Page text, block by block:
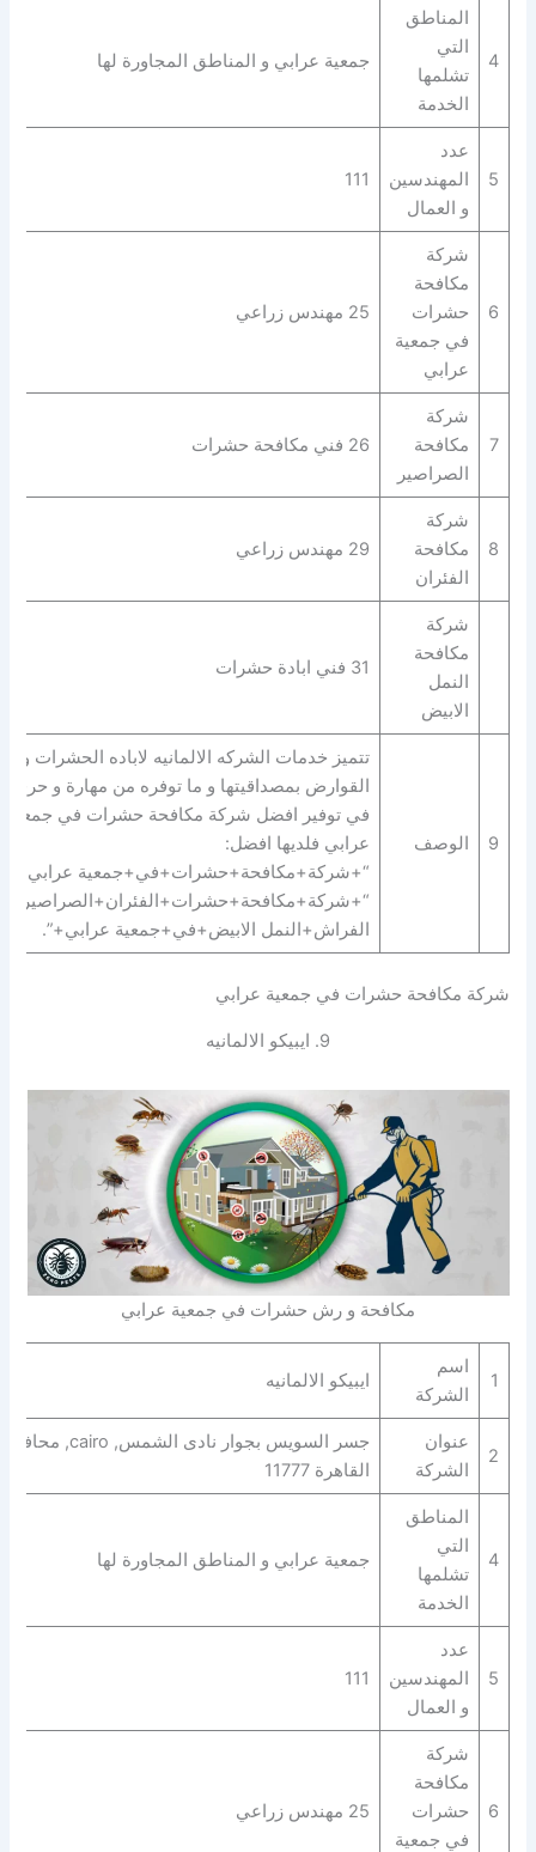
4
المناطق
التي
تشلمها
الخدمة
جمعية عرابي و المناطق المجاورة لها
5
عدد
المهندسين
و العمال
111
6
شركة
مكافحة
حشرات
في جمعية
عرابي
25 مهندس زراعي
7
شركة
مكافحة
الصراصير
26 فني مكافحة حشرات
8
شركة
مكافحة
الفئران
29 مهندس زراعي
شركة
مكافحة
النمل
الابيض
31 فني ابادة حشرات
9 الوصف
تتميز خدمات الشركه الالمانيه لاباده الحشرات و
القوارض بمصداقيتها و ما توفره من مهارة و حرفية
في توفير افضل شركة مكافحة حشرات في جمعية
عرابي فلديها افضل:
“+شركة+مكافحة+حشرات+في+جمعية عرابي+”
الفراش+النمل الابيض+في+جمعية عرابي+”.
شركة مكافحة حشرات في جمعية عرابي
9. ايبيكو الالمانيه
مكافحة و رش حشرات في جمعية عرابي
1
اسم
الشركة
ايبيكو الالمانيه
2
عنوان
الشركة
جسر السويس بجوار نادى الشمس, cairo, محافظة
القاهرة‬ 11777
4
المناطق
التي
تشلمها
الخدمة
جمعية عرابي و المناطق المجاورة لها
5
عدد
المهندسين
و العمال
111
6
شركة
مكافحة
حشرات
في جمعية
25 مهندس زراعي